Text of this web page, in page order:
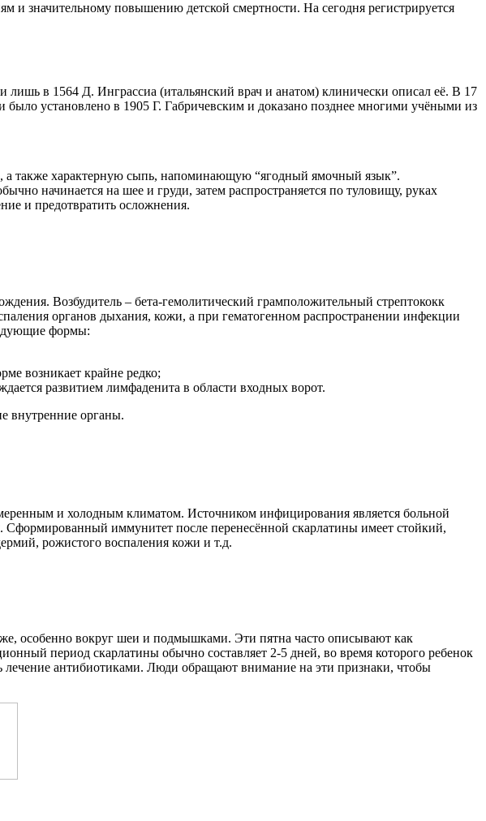
и значительному повышению детской смертности. На сегодня регистрируется
лишь в 1564 Д. Инграссиа (итальянский врач и анатом) клинически описал её. В 17
установлено в 1905 Г. Габричевским и доказано позднее многими учёными из
а также характерную сыпь, напоминающую “ягодный ямочный язык”.
начинается на шее и груди, затем распространяется по туловищу, руках
и предотвратить осложнения.
Возбудитель – бета-гемолитический грамположительный стрептококк
органов дыхания, кожи, а при гематогенном распространении инфекции
формы:
возникает крайне редко;
развитием лимфаденита в области входных ворот.
внутренние органы.
и холодным климатом. Источником инфицирования является больной
Сформированный иммунитет после перенесённой скарлатины имеет стойкий,
рожистого воспаления кожи и т.д.
особенно вокруг шеи и подмышками. Эти пятна часто описывают как
период скарлатины обычно составляет 2-5 дней, во время которого ребенок
лечение антибиотиками. Люди обращают внимание на эти признаки, чтобы